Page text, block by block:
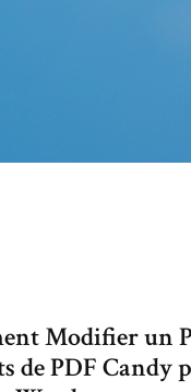
Modifier un
de PDF Candy